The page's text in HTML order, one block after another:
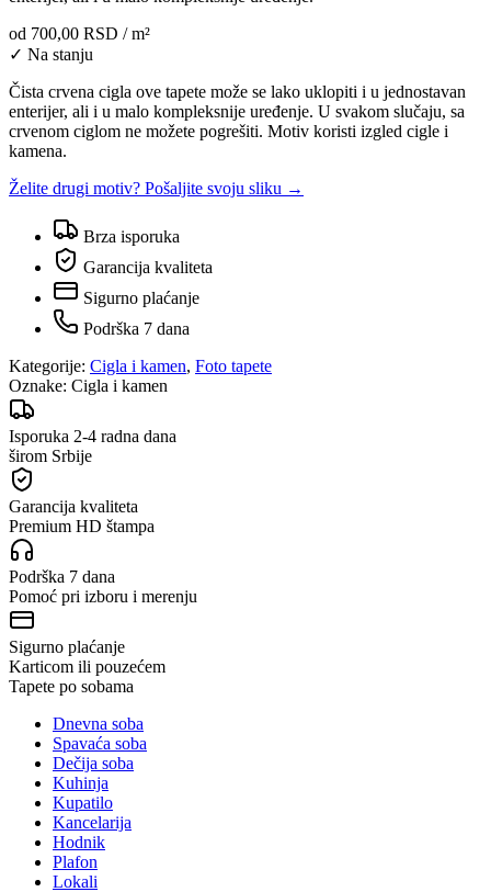
od 700,00 RSD / m²
✓ Na stanju
Čista crvena cigla ove tapete može se lako uklopiti i u jednostavan
enterijer, ali i u malo kompleksnije uređenje. U svakom slučaju, sa
crvenom ciglom ne možete pogrešiti. Motiv koristi izgled cigle i
kamena.
Želite drugi motiv? Pošaljite svoju sliku →
Brza isporuka
Garancija kvaliteta
Sigurno plaćanje
Podrška 7 dana
Kategorije: Cigla i kamen, Foto tapete
Oznake: Cigla i kamen
Isporuka 2-4 radna dana
širom Srbije
Garancija kvaliteta
Premium HD štampa
Podrška 7 dana
Pomoć pri izboru i merenju
Sigurno plaćanje
Karticom ili pouzećem
Tapete po sobama
Dnevna soba
Spavaća soba
Dečija soba
Kuhinja
Kupatilo
Kancelarija
Hodnik
Plafon
Lokali